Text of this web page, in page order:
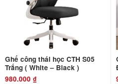
Ghế công thái học CTH S05
Trắng ( White – Black )
980.000 ₫